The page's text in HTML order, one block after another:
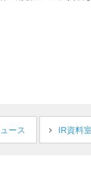
ース IR資料室